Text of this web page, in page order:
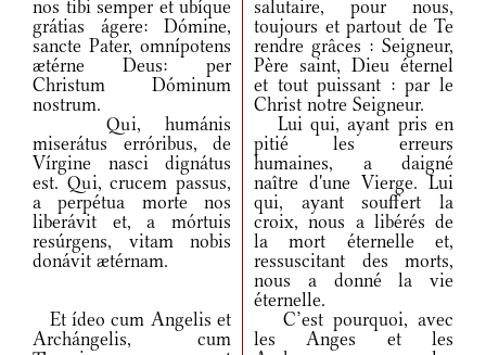
nos tibi semper et ubíque
grátias ágere: Dómine,
sancte Pater, omnípotens
ætérne Deus: per
Christum Dóminum
nostrum.
salutaire, pour nous,
toujours et partout de Te
rendre grâces : Seigneur,
Père saint, Dieu éternel
et tout puissant : par le
Christ notre Seigneur.
Qui, humánis
miserátus erróribus, de
Vírgine nasci dignátus
est. Qui, crucem passus,
a perpétua morte nos
liberávit et, a mórtuis
resúrgens, vitam nobis
donávit ætérnam.
Lui qui, ayant pris en
pitié les erreurs
humaines, a daigné
naître d'une Vierge. Lui
qui, ayant souffert la
croix, nous a libérés de
la mort éternelle et,
ressuscitant des morts,
nous a donné la vie
éternelle.
Et ídeo cum Angelis et
Archángelis, cum
C’est pourquoi, avec
les Anges et les